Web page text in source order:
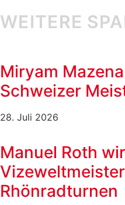
WEITERE
Miryam
Schweizer
28. Juli 2026
Manuel Roth
Rhönradturnen